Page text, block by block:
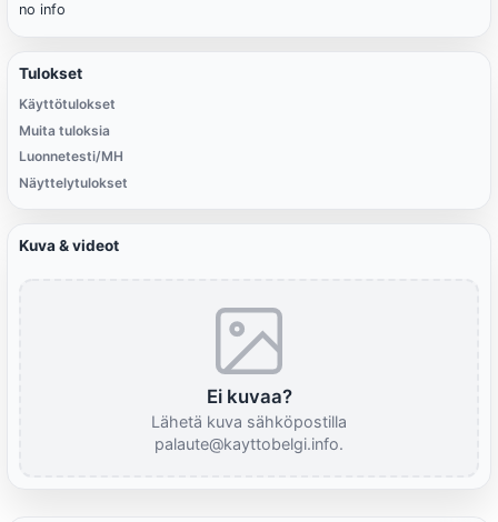
no info
Tulokset
Käyttötulokset
Muita tuloksia
Luonnetesti/MH
Näyttelytulokset
Kuva & videot
Ei kuvaa?
Lähetä kuva sähköpostilla
palaute@kayttobelgi.info.